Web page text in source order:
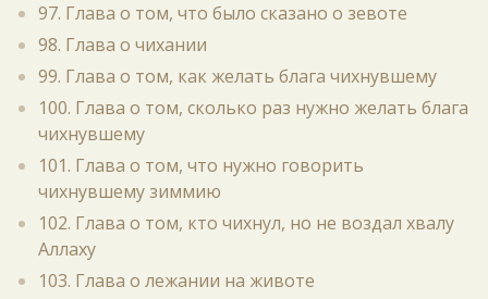
97. Глава о том, что было сказано о зевоте
98. Глава о чихании
99. Глава о том, как желать блага чихнувшему
100. Глава о том, сколько раз нужно желать блага
чихнувшему
101. Глава о том, что нужно говорить
чихнувшему зиммию
102. Глава о том, кто чихнул, но не воздал хвалу
Аллаху
103. Глава о лежании на животе